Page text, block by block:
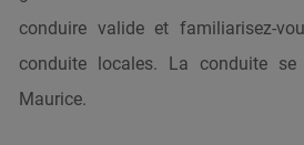
conduire valide et familiarisez-
conduite locales. La conduite
Maurice.